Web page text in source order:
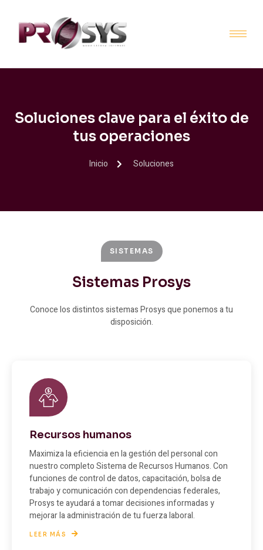
Soluciones clave para el éxito de
tus operaciones
Inicio Soluciones
SISTEMAS
Sistemas Prosys
Conoce los distintos sistemas Prosys que ponemos a tu
disposición.
Recursos humanos
Maximiza la eficiencia en la gestión del personal con
nuestro completo Sistema de Recursos Humanos. Con
funciones de control de datos, capacitación, bolsa de
trabajo y comunicación con dependencias federales,
Prosys te ayudará a tomar decisiones informadas y
mejorar la administración de tu fuerza laboral.
LEER MÁS